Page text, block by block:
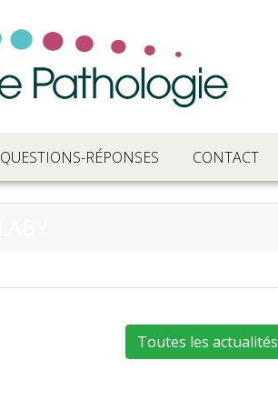
QUESTIONS-RÉPONSES CONTACT
Toutes les actualités